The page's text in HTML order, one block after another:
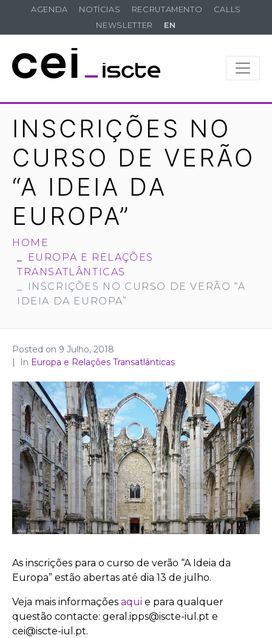
AGENDA NOTÍCIAS RECRUTAMENTO
CALLS
NEWSLETTER
EN
INSCRIÇÕES NO
CURSO DE VERÃO
“A IDEIA DA
EUROPA”
HOME
EUROPA E RELAÇÕES
TRANSATLÂNTICAS
INSCRIÇÕES NO CURSO DE VERÃO “A
IDEIA DA EUROPA”
Posted on 9 Julho, 2018
In Europa e Relações Transatlânticas
As inscrições para o curso de verão “A Ideia da
Europa” estão abertas até dia 13 de julho.
Veja mais informações aqui e para qualquer
questão contacte: geral.ipps@iscte-iul.pt e
cei@iscte-iul.pt.